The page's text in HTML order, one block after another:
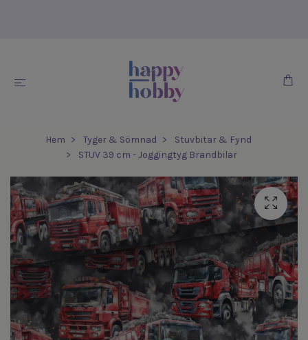
Hem Tyger & Sömnad
Stuvbitar & Fynd
STUV 39 cm - Joggingtyg Brandbilar